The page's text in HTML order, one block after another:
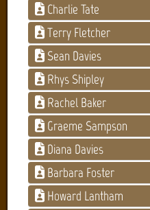
Charlie Tate
Terry Fletcher
Sean Davies
Rhys Shipley
Rachel Baker
Graeme Sampson
Diana Davies
Barbara Foster
Howard Lantham